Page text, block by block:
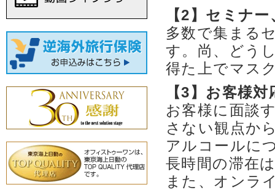
【2】セミナ
多数で集まる
す。尚、どう
得た上でマス
【3】お客様対
お客様に面談
さない観点か
アルコールに
長時間の滞在
また、オンラ